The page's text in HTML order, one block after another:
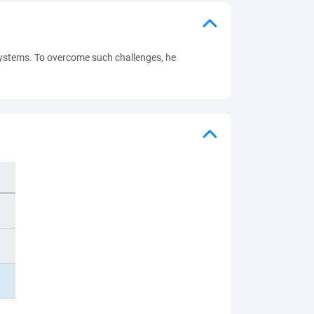
To overcome such challenges, he